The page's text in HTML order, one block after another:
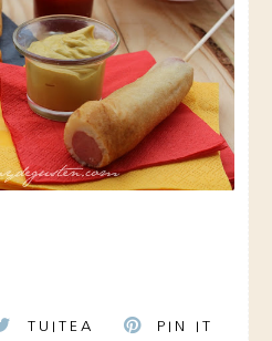
TUITEA PIN IT